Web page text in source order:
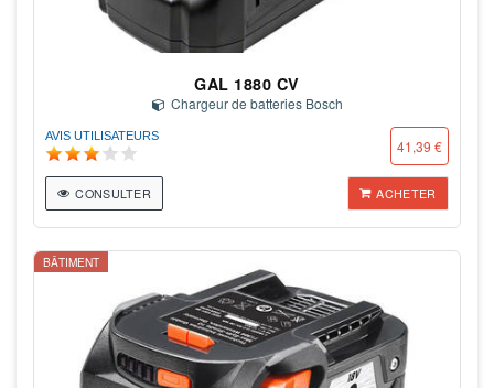
GAL 1880 CV
Chargeur de batteries Bosch
AVIS UTILISATEURS
41,39 €
CONSULTER ACHETER
BÂTIMENT